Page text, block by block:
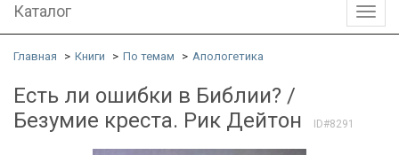
Каталог
Главная Книги По темам Апологетика
Есть ли ошибки в Библии? /
Безумие креста. Рик Дейтон
ID#8291